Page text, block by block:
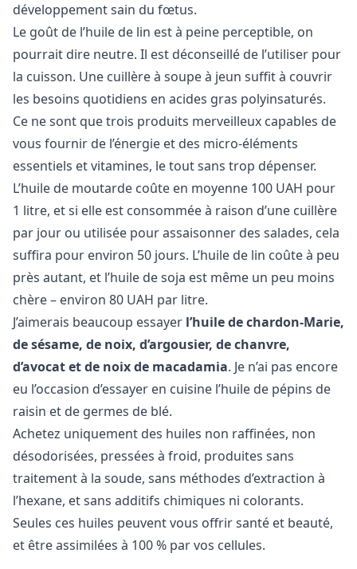
développement sain du fœtus.
Le goût de l’huile de lin est à peine perceptible, on
pourrait dire neutre. Il est déconseillé de l’utiliser pour
la cuisson. Une cuillère à soupe à jeun suffit à couvrir
les besoins quotidiens en acides gras polyinsaturés.
Ce ne sont que trois produits merveilleux capables de
vous fournir de l’énergie et des micro-éléments
essentiels et vitamines, le tout sans trop dépenser.
L’huile de moutarde coûte en moyenne 100 UAH pour
1 litre, et si elle est consommée à raison d’une cuillère
par jour ou utilisée pour assaisonner des salades, cela
suffira pour environ 50 jours. L’huile de lin coûte à peu
près autant, et l’huile de soja est même un peu moins
chère – environ 80 UAH par litre.
J’aimerais beaucoup essayer l’huile de chardon-Marie,
de sésame, de noix, d’argousier, de chanvre,
d’avocat et de noix de macadamia. Je n’ai pas encore
eu l’occasion d’essayer en cuisine l’huile de pépins de
raisin et de germes de blé.
Achetez uniquement des huiles non raffinées, non
désodorisées, pressées à froid, produites sans
traitement à la soude, sans méthodes d’extraction à
l’hexane, et sans additifs chimiques ni colorants.
Seules ces huiles peuvent vous offrir santé et beauté,
et être assimilées à 100 % par vos cellules.